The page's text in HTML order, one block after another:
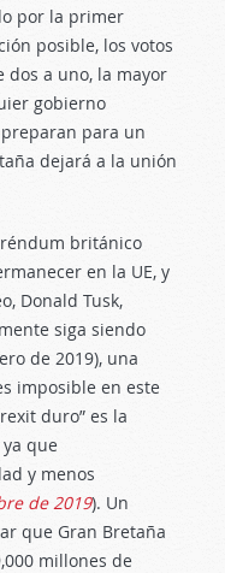
por la primer
posible, los votos
a uno, la mayor
gobierno
para un
dejará a la unión
británico
en la UE, y
Donald Tusk,
siga siendo
de 2019), una
imposible en este
duro” es la
que
y menos
de 2019). Un
que Gran Bretaña
millones de